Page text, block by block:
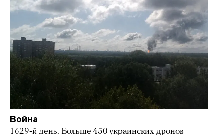
Война
1629-й день. Больше 450 украинских дронов